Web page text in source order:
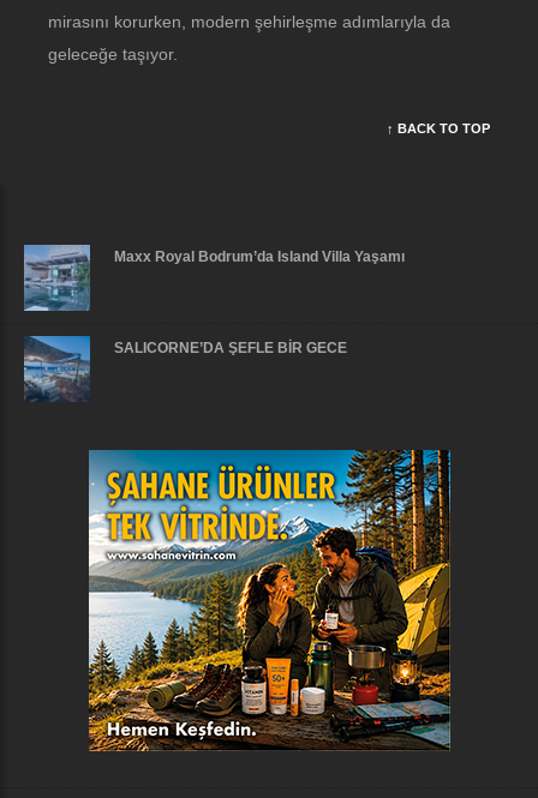
mirasını korurken, modern şehirleşme adımlarıyla da
geleceğe taşıyor.
↑ BACK TO TOP
Maxx Royal Bodrum’da Island Villa Yaşamı
SALICORNE’DA ŞEFLE BİR GECE